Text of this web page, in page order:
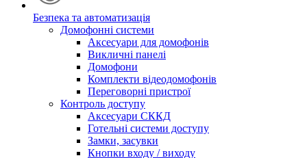
Безпека та автоматизація
Домофонні системи
Аксесуари для домофонів
Викличні панелі
Домофони
Комплекти відеодомофонів
Переговорні пристрої
Контроль доступу
Аксесуари СККД
Готельні системи доступу
Замки, засувки
Кнопки входу / виходу